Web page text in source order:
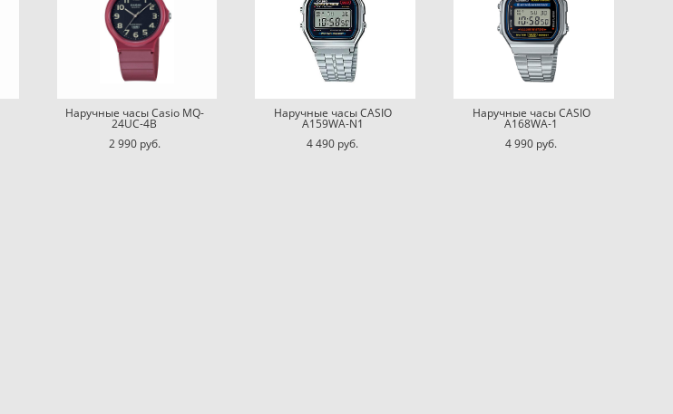
Наручные часы Casio MQ-
24UC-4B
2 990 pуб.
Наручные часы CASIO
A159WA-N1
4 490 pуб.
Наручные часы CASIO
A168WA-1
4 990 pуб.